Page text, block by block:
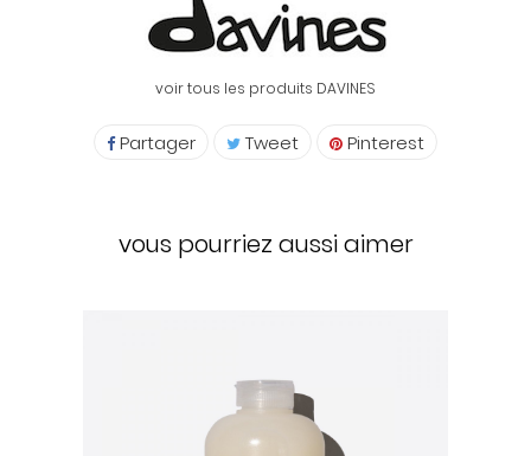
voir tous les produits DAVINES
Partager Tweet Pinterest
vous pourriez aussi aimer